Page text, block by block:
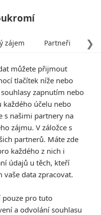
06:00
❯
zájem Partneři
můžete přijmout
tlačítek níže nebo
zapnutím nebo
účelu nebo
s našimi partnery na
zájmu. V záložce s
partnerů. Máte zde
každého z nich i
údajů u těch, kteří
data zpracovat.
pouze pro tuto
a odvolání souhlasu